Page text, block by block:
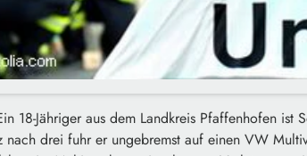
18-Jähriger aus dem Landkreis Pfaffenhofen ist
nach drei fuhr er ungebremst auf einen VW